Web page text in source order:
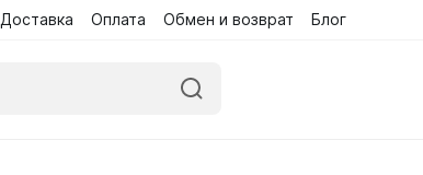
Доставка Оплата Обмен и возврат Блог